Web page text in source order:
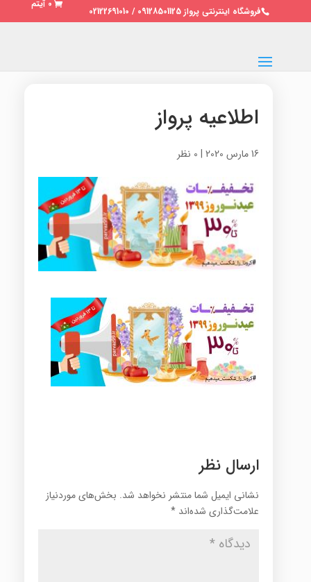
فروشگاه اینترنتی پرواز 09128501125 / 02122691010
0 آیتم
اطلاعیه پرواز
16 مارس 2020 | 0 نظر
ارسال نظر
نشانی ایمیل شما منتشر نخواهد شد. بخش‌های موردنیاز
علامت‌گذاری شده‌اند *